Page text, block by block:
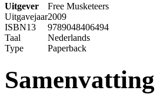
Uitgever
Free Musketeers
Uitgavejaar2009
ISBN13
9789048406494
Taal
Nederlands
Type
Paperback
Samenvatting